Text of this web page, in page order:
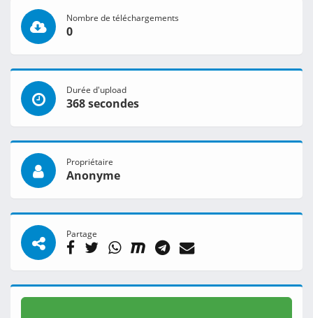
Nombre de téléchargements
0
Durée d'upload
368 secondes
Propriétaire
Anonyme
Partage